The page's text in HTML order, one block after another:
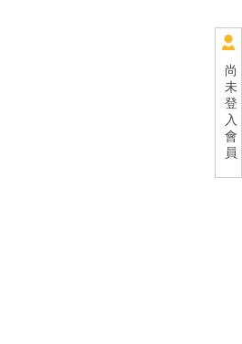
尚
未
登
入
會
員